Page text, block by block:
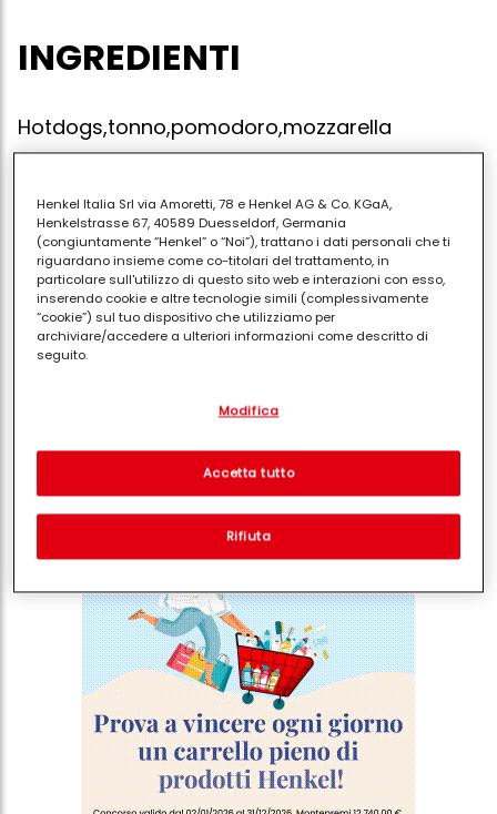
INGREDIENTI
Hotdogs,tonno,pomodoro,mozzarella
Mescolare il tonno con il pomodoro ,aprire i panini a
metà e metterci sopra l'impasto precedentemente
mescolato ,e tagliare a fette la mozzarella e mettere
le fette sopra i panini e infine mettere in forno per 10
minuti
Henkel Italia Srl via Amoretti, 78 e Henkel AG & Co. KGaA,
Henkelstrasse 67, 40589 Duesseldorf, Germania
(congiuntamente “Henkel” o “Noi”), trattano i dati personali che ti
riguardano insieme come co-titolari del trattamento, in
particolare sull'utilizzo di questo sito web e interazioni con esso,
inserendo cookie e altre tecnologie simili (complessivamente
“cookie”) sul tuo dispositivo che utilizziamo per
archiviare/accedere a ulteriori informazioni come descritto di
seguito.
separati o co-titolari come indicato nella nostra Informativa sulla
pixel, impronte digitali e tecnologie simili" utilizzeremo anche
cookie ed elaboreremo i dati relativi a te per
di questo sito Web e le tue interazioni commerciali con noi
(rispettivamente dell'azienda per cui lavori) per) e su tale base
conservare le nostre informazioni sulle entità commerciali e
creare profili individuali su di te che potrebbero essere arricchiti
con dati ottenuti da terze parti e altri siti Web. Utilizziamo questi
profili per scopi di marketing personalizzato, in particolare per
visualizzare annunci pubblicitari che potrebbero interessarti
(basati, ad esempio, sui tuoi interessi identificati) su questo sito
web e altri media (di terzi) tramite i dispositivi assegnati a te o
alla tua famiglia, nonché per misurare e ottimizzare il successo
delle campagne pubblicitarie.
Puoi trovare maggiori informazioni sul trattamento dei tuoi dati
nella nostra Informativa sulla protezione dei dati collegata nel piè
Modifica
Rifiuta
Accetta tutto